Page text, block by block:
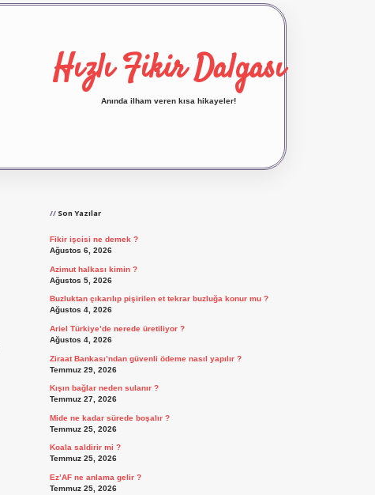
Hızlı Fikir Dalgası
Anında ilham veren kısa hikayeler!
Son Yazılar
Fikir işcisi ne demek ?
Ağustos 6, 2026
Azimut halkası kimin ?
Ağustos 5, 2026
Buzluktan çıkarılıp pişirilen et tekrar buzluğa konur mu ?
Ağustos 4, 2026
Ariel Türkiye’de nerede üretiliyor ?
Ağustos 4, 2026
Ziraat Bankası’ndan güvenli ödeme nasıl yapılır ?
Temmuz 29, 2026
Kışın bağlar neden sulanır ?
Temmuz 27, 2026
Mide ne kadar sürede boşalır ?
Temmuz 25, 2026
Koala saldirir mi ?
Temmuz 25, 2026
Ez’AF ne anlama gelir ?
Temmuz 25, 2026